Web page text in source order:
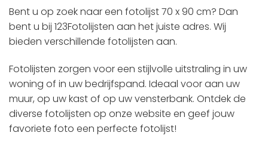
Bent u op zoek naar een fotolijst 70 x 90 cm? Dan
bent u bij 123Fotolijsten aan het juiste adres. Wij
bieden verschillende fotolijsten aan.
Fotolijsten zorgen voor een stijlvolle uitstraling in uw
woning of in uw bedrijfspand. Ideaal voor aan uw
muur, op uw kast of op uw vensterbank. Ontdek de
diverse fotolijsten op onze website en geef jouw
favoriete foto een perfecte fotolijst!